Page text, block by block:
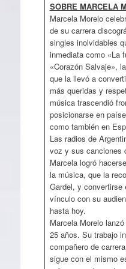
SOBRE MARCELA
Marcela Morelo
de su carrera
singles inolvidables
inmediata como «La
«Corazón Salvaje»,
que la llevó a
más queridas y
música trascendió
posicionarse en
como también en
Las radios de
voz y sus canciones
Marcela logró
la música, que la
Gardel, y convertirse
vínculo con su
hasta hoy.
Marcela Morelo
25 años. Su trabajo
compañero de
sigue con el mismo